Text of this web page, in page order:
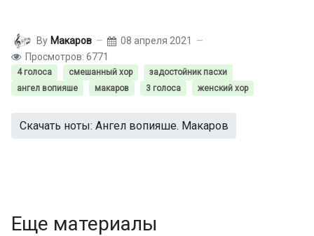
By Макаров
08 апреля 2021
Просмотров: 6771
4 голоса смешанный хор
задостойник пасхи
ангел вопияше
макаров 3 голоса женский хор
Скачать ноты: Ангел вопияше. Макаров
Еще материалы